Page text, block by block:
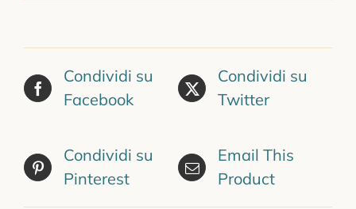
Condividi su
Facebook
Condividi su
Twitter
Condividi su
Pinterest
Email This
Product